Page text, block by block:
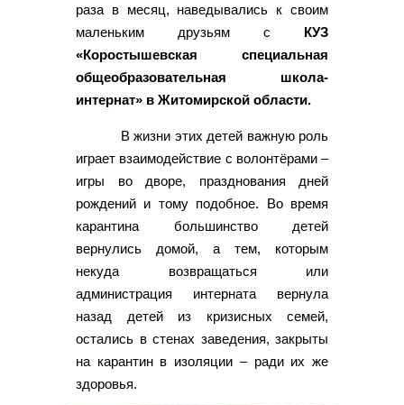
раза в месяц, наведывались к своим
маленьким друзьям с КУЗ
«Коростышевская специальная
общеобразовательная школа-
интернат» в Житомирской области.
В жизни этих детей важную роль
играет взаимодействие с волонтёрами –
игры во дворе, празднования дней
рождений и тому подобное. Во время
карантина большинство детей
вернулись домой, а тем, которым
некуда возвращаться или
администрация интерната вернула
назад детей из кризисных семей,
остались в стенах заведения, закрыты
на карантин в изоляции – ради их же
здоровья.